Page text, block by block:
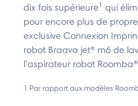
dix fois supérieure 1 qui
pour encore plus de
exclusive Connexion
robot Braava jet® m6 de
l’aspirateur robot
1 Par rapport aux modèles